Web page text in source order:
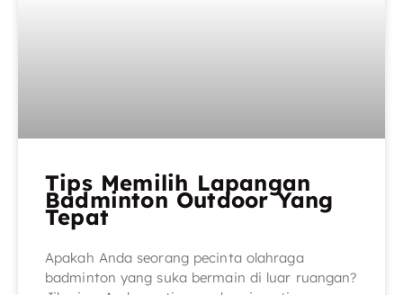
Tips Memilih Lapangan
Badminton Outdoor Yang
Tepat
Apakah Anda seorang pecinta olahraga
badminton yang suka bermain di luar ruangan?